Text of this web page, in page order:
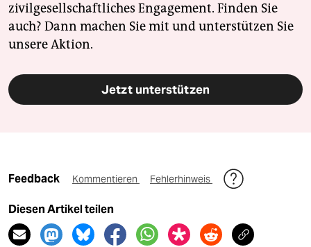
zivilgesellschaftliches Engagement. Finden Sie
auch? Dann machen Sie mit und unterstützen Sie
unsere Aktion.
Jetzt unterstützen
Feedback Kommentieren Fehlerhinweis
Diesen Artikel teilen